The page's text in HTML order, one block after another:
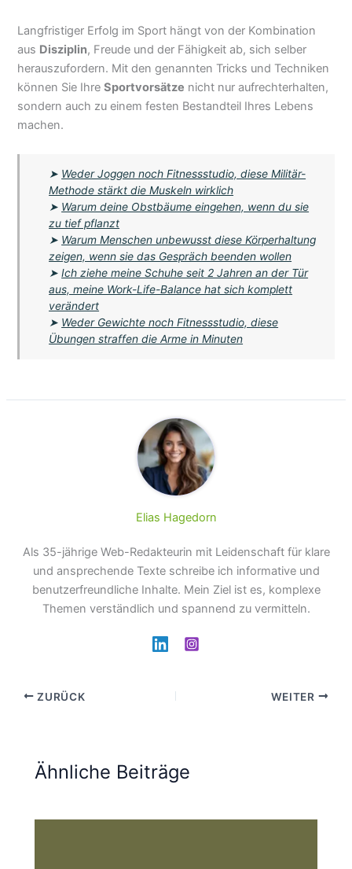
Langfristiger Erfolg im Sport hängt von der Kombination
aus Disziplin, Freude und der Fähigkeit ab, sich selber
herauszufordern. Mit den genannten Tricks und Techniken
können Sie IhreSportvorsätze nicht nur aufrechterhalten,
sondern auch zu einem festen Bestandteil Ihres Lebens
machen.
➤ Weder Joggen noch Fitnessstudio, diese Militär-
Methode stärkt die Muskeln wirklich
➤ Warum deine Obstbäume eingehen, wenn du sie
zu tief pflanzt
➤ Warum Menschen unbewusst diese Körperhaltung
zeigen, wenn sie das Gespräch beenden wollen
➤Ich ziehe meine Schuhe seit 2 Jahren an der Tür
aus, meine Work-Life-Balance hat sich komplett
verändert
➤ Weder Gewichte noch Fitnessstudio, diese
Übungen straffen die Arme in Minuten
Elias Hagedorn
Als 35-jährige Web-Redakteurin mit Leidenschaft für klare
und ansprechende Texte schreibe ich informative und
benutzerfreundliche Inhalte. Mein Ziel ist es, komplexe
Themen verständlich und spannend zu vermitteln.
ZURÜCK WEITER
Ähnliche Beiträge